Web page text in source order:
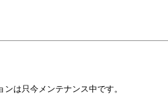
は只今メンテナンス中です。